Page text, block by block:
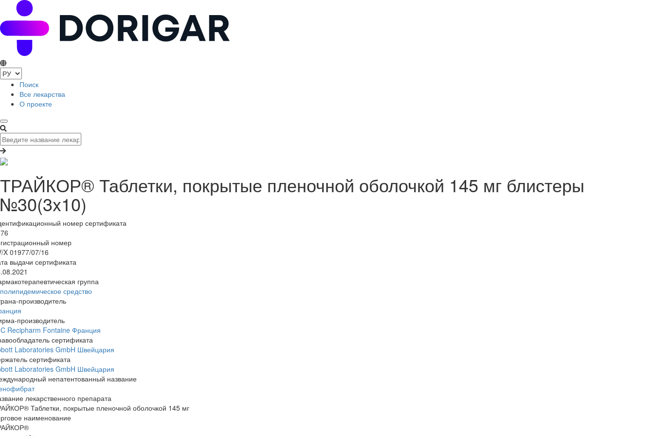
Поиск
Все лекарства
О проекте
ТРАЙКОР® Таблетки, покрытые пленочной оболочкой 145 мг блистеры
№30(3x10)
номер сертификата
номер
X 01977/07/16
выдачи сертификата
группа
средство
производитель
производитель
Recipharm Fontaine Франция
сертификата
Laboratories GmbH Швейцария
сертификата
Laboratories GmbH Швейцария
непатентованный название
лекарственного препарата
Таблетки, покрытые пленочной оболочкой 145 мг
наименование